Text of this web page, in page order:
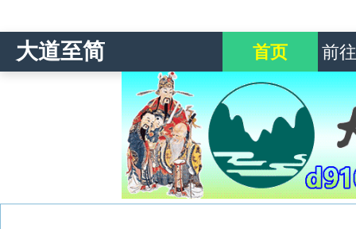
大道至简 首页 前